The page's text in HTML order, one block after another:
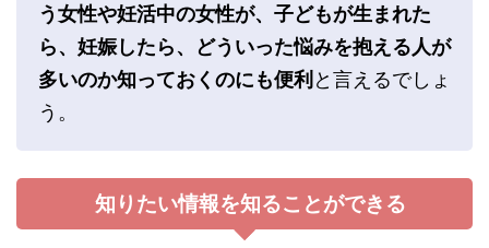
う女性や妊活中の女性が、子どもが生まれた
ら、妊娠したら、どういった悩みを抱える人が
多いのか知っておくのにも便利 と言えるでしょ
う。
知りたい情報を知ることができる